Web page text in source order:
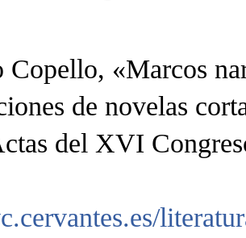
Copello, «Marcos
de novelas
del XVI